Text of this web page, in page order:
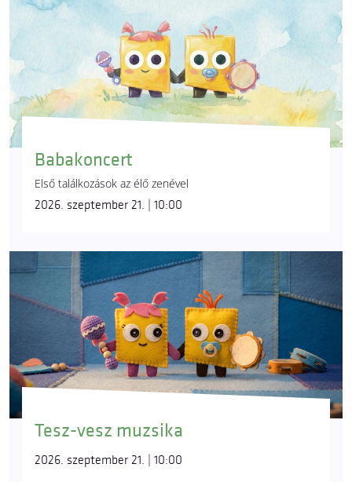
Babakoncert
Első találkozások az élő zenével
2026. szeptember 21. | 10:00
Tesz-vesz muzsika
2026. szeptember 21. | 10:00